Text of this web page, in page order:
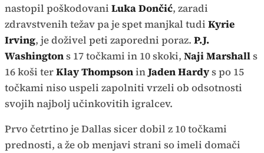
nastopil poškodovani Luka Dončić, zaradi
zdravstvenih težav pa je spet manjkal tudi Kyrie
Irving, je doživel peti zaporedni poraz. P.J.
Washingtons 17 točkami in 10 skoki, Naji Marshalls
16 koši terKlay ThompsoninJaden Hardys po 15
točkami niso uspeli zapolniti vrzeli ob odsotnosti
svojih najbolj učinkovitih igralcev.
Prvo četrtino je Dallas sicer dobil z 10 točkami
prednosti, a že ob menjavi strani so imeli domači